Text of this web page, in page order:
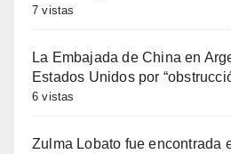
7 vistas
La Embajada de China en
Estados Unidos por
6 vistas
Zulma Lobato fue encontrada